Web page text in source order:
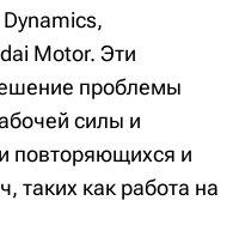
Motor. Эти
проблемы
силы и
повторяющихся и
таких как работа на